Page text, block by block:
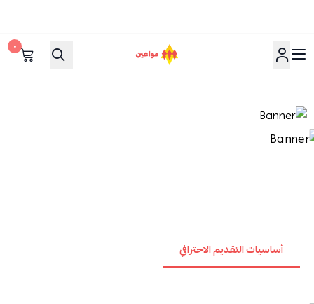
مواعين
٠
أساسيات التقديم الاحترافي